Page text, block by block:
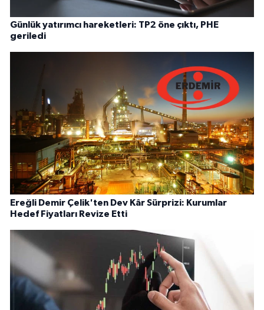
Günlük yatırımcı hareketleri: TP2 öne çıktı, PHE
geriledi
Ereğli Demir Çelik'ten Dev Kâr Sürprizi: Kurumlar
Hedef Fiyatları Revize Etti